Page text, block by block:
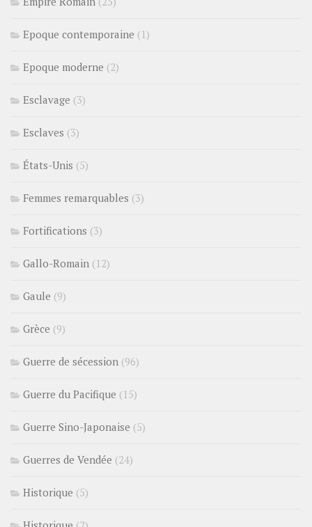
Epoque contemporaine (1)
Epoque moderne (2)
Esclavage (3)
Esclaves (3)
États-Unis (5)
Femmes remarquables (3)
Fortifications (3)
Gallo-Romain (12)
Gaule (9)
Grèce (9)
Guerre de sécession (96)
Guerre du Pacifique (15)
Guerre Sino-Japonaise (5)
Guerres de Vendée (24)
Historique (5)